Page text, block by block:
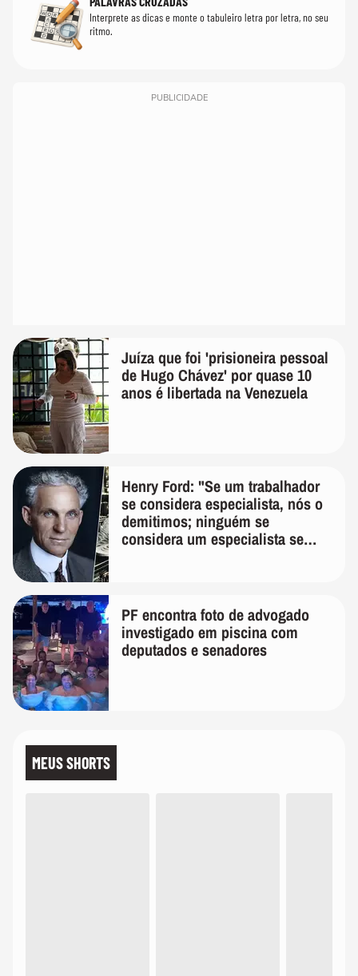
Interprete as dicas e monte o tabuleiro letra por letra, no seu
ritmo.
PUBLICIDADE
Juíza que foi 'prisioneira pessoal
de Hugo Chávez' por quase 10
anos é libertada na Venezuela
Henry Ford: "Se um trabalhador
se considera especialista, nós o
demitimos; ninguém se
considera um especialista se
PF encontra foto de advogado
investigado em piscina com
deputados e senadores
MEUS SHORTS